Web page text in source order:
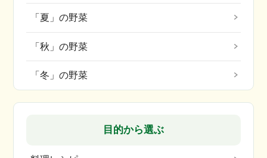
「夏」の野菜
「秋」の野菜
「冬」の野菜
目的から選ぶ